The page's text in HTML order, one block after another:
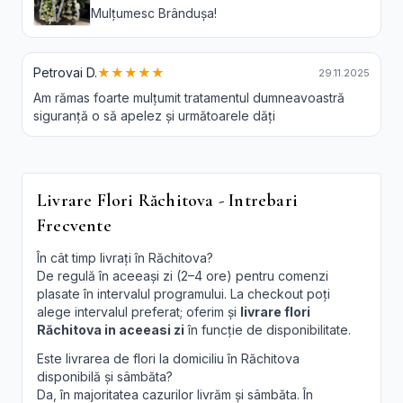
Mulțumesc Brândușa!
Petrovai D.★★★★★ 29.11.2025
Am rămas foarte mulțumit tratamentul dumneavoastră
siguranță o să apelez și următoarele dăți
Livrare Flori Răchitova - Intrebari
Frecvente
În cât timp livrați în Răchitova?
De regulă în aceeași zi (2–4 ore) pentru comenzi
plasate în intervalul programului. La checkout poți
alege intervalul preferat; oferim și livrare flori
Răchitova in aceeasi zi în funcție de disponibilitate.
Este livrarea de flori la domiciliu în Răchitova
disponibilă și sâmbăta?
Da, în majoritatea cazurilor livrăm și sâmbăta. În